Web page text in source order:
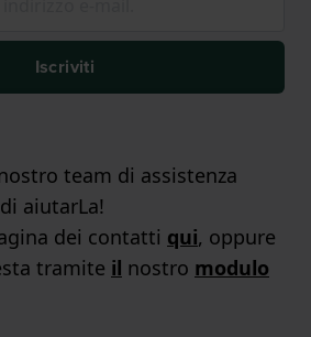
Iscriviti
team di assistenza
aiutarLa!
dei contatti qui, oppure
tramite il nostro modulo